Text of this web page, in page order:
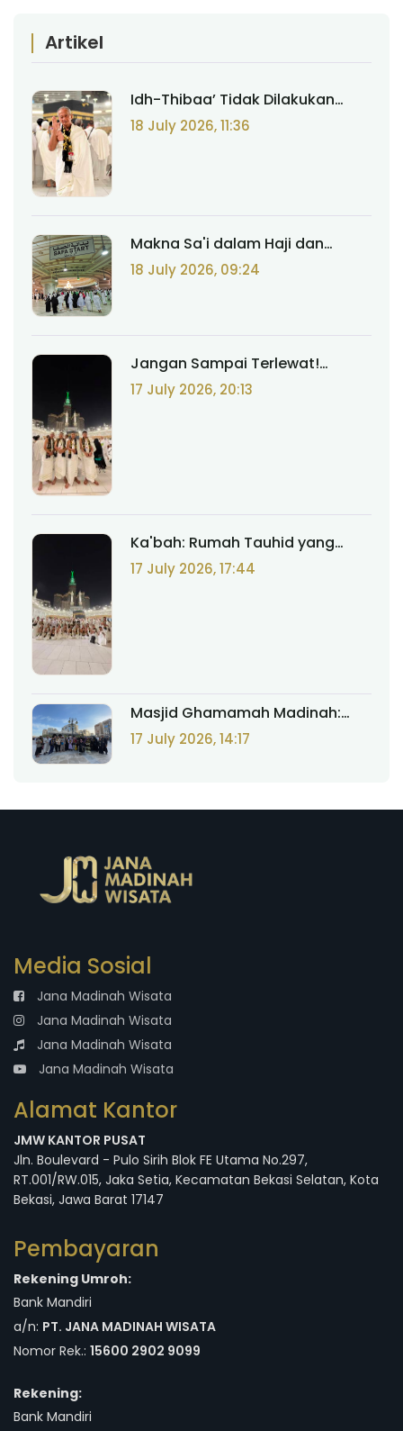
Artikel
Idh-Thibaa’ Tidak Dilakukan
Sepanjang Umrah, Hanya Saat
Thawaf
18 July 2026, 11:36
Makna Sa'i dalam Haji dan
Umrah: Jejak Kesabaran Siti
Hajar yang Diabadikan Allah
18 July 2026, 09:24
Jangan Sampai Terlewat!
Amalan Sunnah yang
Menyempurnakan Haji dan
17 July 2026, 20:13
Ka'bah: Rumah Tauhid yang
Dimuliakan, Bukan untuk
Disembah
17 July 2026, 17:44
Masjid Ghamamah Madinah:
Tempat Rasulullah ﷺ Memimpin
Sholat Id dan Doa Istisqa' yang
17 July 2026, 14:17
Media Sosial
Jana Madinah Wisata
Jana Madinah Wisata
Jana Madinah Wisata
Jana Madinah Wisata
Alamat Kantor
JMW KANTOR PUSAT
Jln. Boulevard - Pulo Sirih Blok FE Utama No.297,
RT.001/RW.015, Jaka Setia, Kecamatan Bekasi Selatan, Kota
Bekasi, Jawa Barat 17147
Pembayaran
Rekening Umroh:
Bank Mandiri
a/n: PT. JANA MADINAH WISATA
Nomor Rek.: 15600 2902 9099
Rekening:
Bank Mandiri